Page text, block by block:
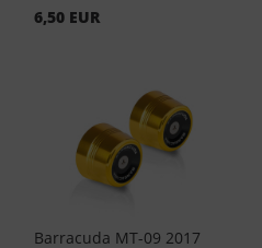
6,50 EUR
Barracuda MT-09 2017